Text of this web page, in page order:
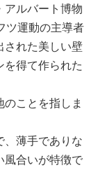
アルバート博物
ツ運動の主導者
された美しい壁
を得て作られた
ことを指しま
、薄手でありな
風合いが特徴で